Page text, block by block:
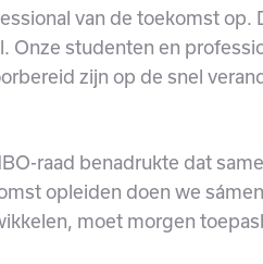
van de toekomst op.
Onze studenten en
zijn op de snel
raad benadrukte dat
opleiden doen we
moet morgen